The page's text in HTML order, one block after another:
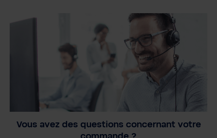
Vous avez des questions concernant votre